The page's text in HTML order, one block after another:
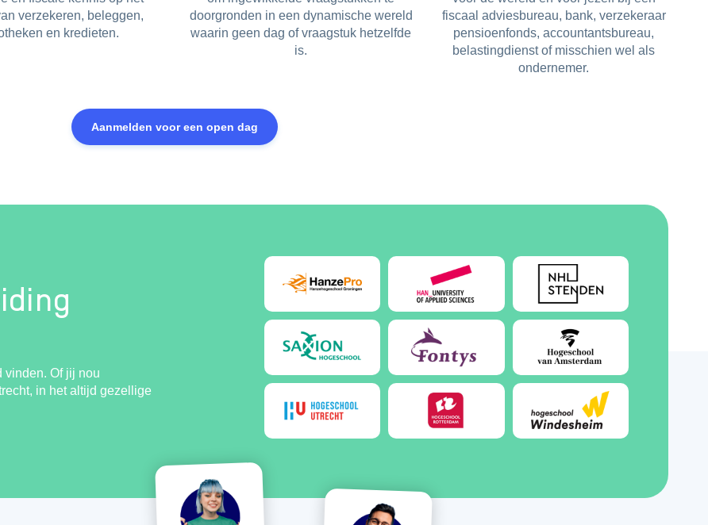
verzekeren, beleggen,
en kredieten.
doorgronden in een dynamische wereld
waarin geen dag of vraagstuk hetzelfde
is.
fiscaal adviesbureau, bank, verzekeraar
pensioenfonds, accountantsbureau,
belastingdienst of misschien wel als
ondernemer.
Aanmelden voor een open dag
vinden. Of jij nou
in het altijd gezellige